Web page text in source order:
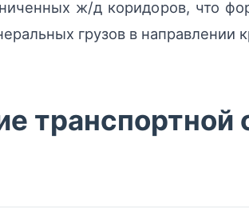
ж/д коридоров, что
грузов в направлении
транспортной